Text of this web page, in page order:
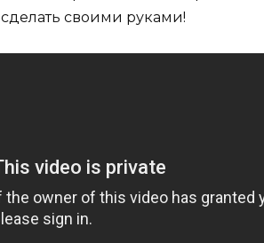
своими руками!